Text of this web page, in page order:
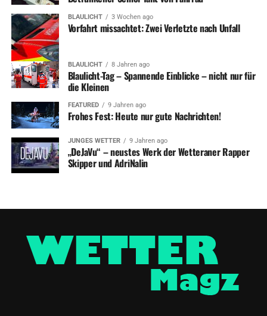
BLAULICHT 3 Wochen ago
Vorfahrt missachtet: Zwei Verletzte nach Unfall
BLAULICHT 8 Jahren ago
Blaulicht-Tag – Spannende Einblicke – nicht nur für
die Kleinen
FEATURED 9 Jahren ago
Frohes Fest: Heute nur gute Nachrichten!
JUNGES WETTER 9 Jahren ago
„DeJaVu“ – neustes Werk der Wetteraner Rapper
Skipper und AdriNalin